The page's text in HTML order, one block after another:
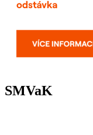
SMVaK